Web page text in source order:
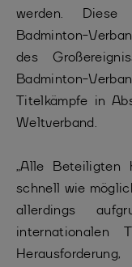
werden. Diese
Badminton-
des
Badminton-
Titelkämpfe in
Weltverband.
„Alle Beteiligten
schnell wie
allerdings
internationalen